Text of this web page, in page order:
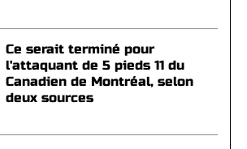
Ce serait terminé pour
l'attaquant de 5 pieds 11 du
Canadien de Montréal, selon
deux sources